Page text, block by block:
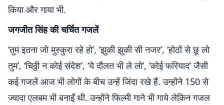
किया और गाया भी.
जगजीत सिंह की चर्चित गजलें
‘तुम इतना जो मुस्कुरा रहे हो’, ‘झुकी झुकी सी नजर’, ‘होठों से छू लो
तुम’, ‘चिठ्ठी न कोई संदेश’, ‘ये दौलत भी ले लो’, ‘कोई फरियाद’ जैसी
कई गजलें आज भी लोगों के बीच उन्‍हें जिंदा रखे हैं. उन्‍होंने 150 से
ज्यादा एलबम भी बनाईं थी. उन्‍होंने फिल्‍मी गाने भी गाये लेकिन गजल